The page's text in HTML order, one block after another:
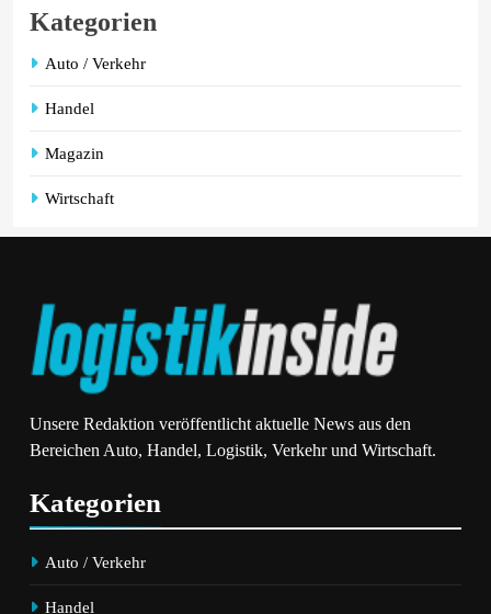
Kategorien
Auto / Verkehr
Handel
Magazin
Wirtschaft
Unsere Redaktion veröffentlicht aktuelle News aus den
Bereichen Auto, Handel, Logistik, Verkehr und Wirtschaft.
Kategorien
Auto / Verkehr
Handel